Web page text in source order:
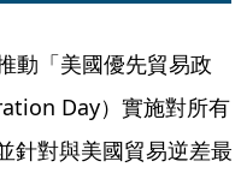
動「美國優先貿易政
Day）實施對所有
針對與美國貿易逆差最